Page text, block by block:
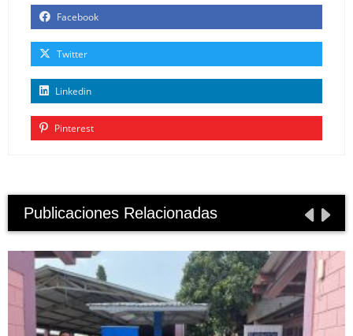
Facebook
Twitter
Linkedin
Pinterest
Publicaciones Relacionadas